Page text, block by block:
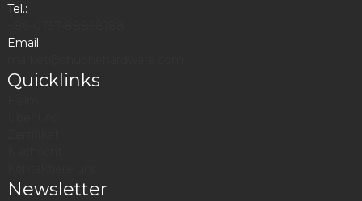
Tel.:
Email:
Quicklinks
Newsletter